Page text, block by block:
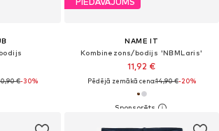
€-30%
NAME IT
Kombinezons/bodijs 'NBMLaris'
11,92 €
Pēdējā zemākā cena:14,90 €-20%